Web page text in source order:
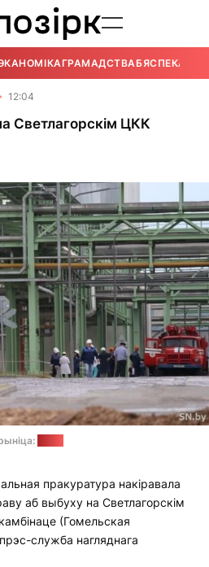
ГРАМАДСТВАБЯСПЕКА
12:04
Светлагорскім ЦКК
пракуратура накіравала
аб выбуху на Светлагорскім
(Гомельская
служба нагляднага